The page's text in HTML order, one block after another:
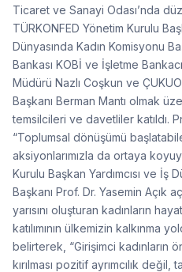
Ticaret ve Sanayi Odası’nda
TÜRKONFED Yönetim Kurulu
Dünyasında Kadın Komisyonu
Bankası KOBİ ve İşletme
Müdürü Nazlı Coşkun ve
Başkanı Berman Mantı olmak
temsilcileri ve davetliler katıldı.
“Toplumsal dönüşümü
aksiyonlarımızla da ortaya
Kurulu Başkan Yardımcısı ve İş
Başkanı Prof. Dr. Yasemin Açık
yarısını oluşturan kadınların
katılımının ülkemizin kalkınma
belirterek, “Girişimci kadınların
kırılması pozitif ayrımcılık değil,